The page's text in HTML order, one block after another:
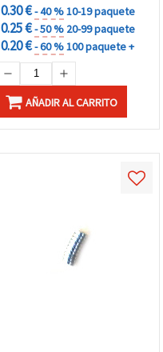
0.30 €- 40 %10-19 paquete
0.25 €- 50 % 20-99 paquete
0.20 €- 60 %100 paquete +
AÑADIR AL CARRITO